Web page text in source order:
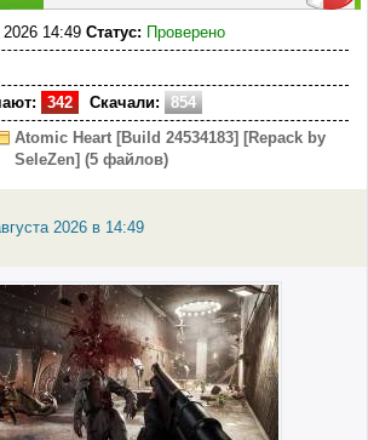
2026 14:49 Статус: Проверено
342 Скачали:
854
Atomic Heart [Build 24534183] [Repack by
SeleZen] (5 файлов)
2026 в 14:49